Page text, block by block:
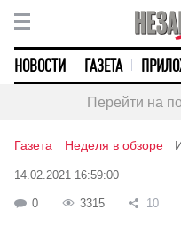
НОВОСТИ ГАЗЕТА
Перейти на
Газета Неделя в обзоре
14.02.2021 16:59:00
0 3315 10